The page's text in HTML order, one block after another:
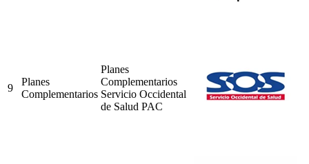
9
Planes
Complementarios
Planes
Complementarios
Servicio Occidental
de Salud PAC